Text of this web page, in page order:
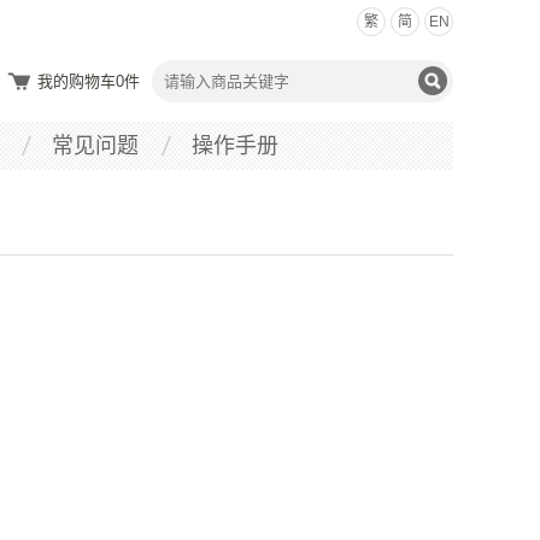
繁 简 EN
我的购物车0件
常见问题 操作手册